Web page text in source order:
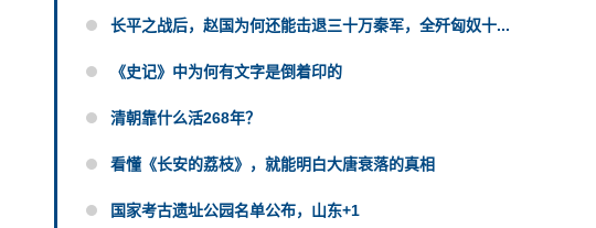
长平之战后，赵国为何还能击退三十万秦军，全歼匈奴十...
《史记》中为何有文字是倒着印的
清朝靠什么活268年？
看懂《长安的荔枝》，就能明白大唐衰落的真相
国家考古遗址公园名单公布，山东+1